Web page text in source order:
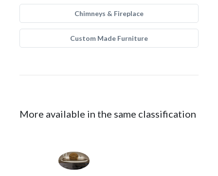
Chimneys & Fireplace
Custom Made Furniture
More available in the same classification